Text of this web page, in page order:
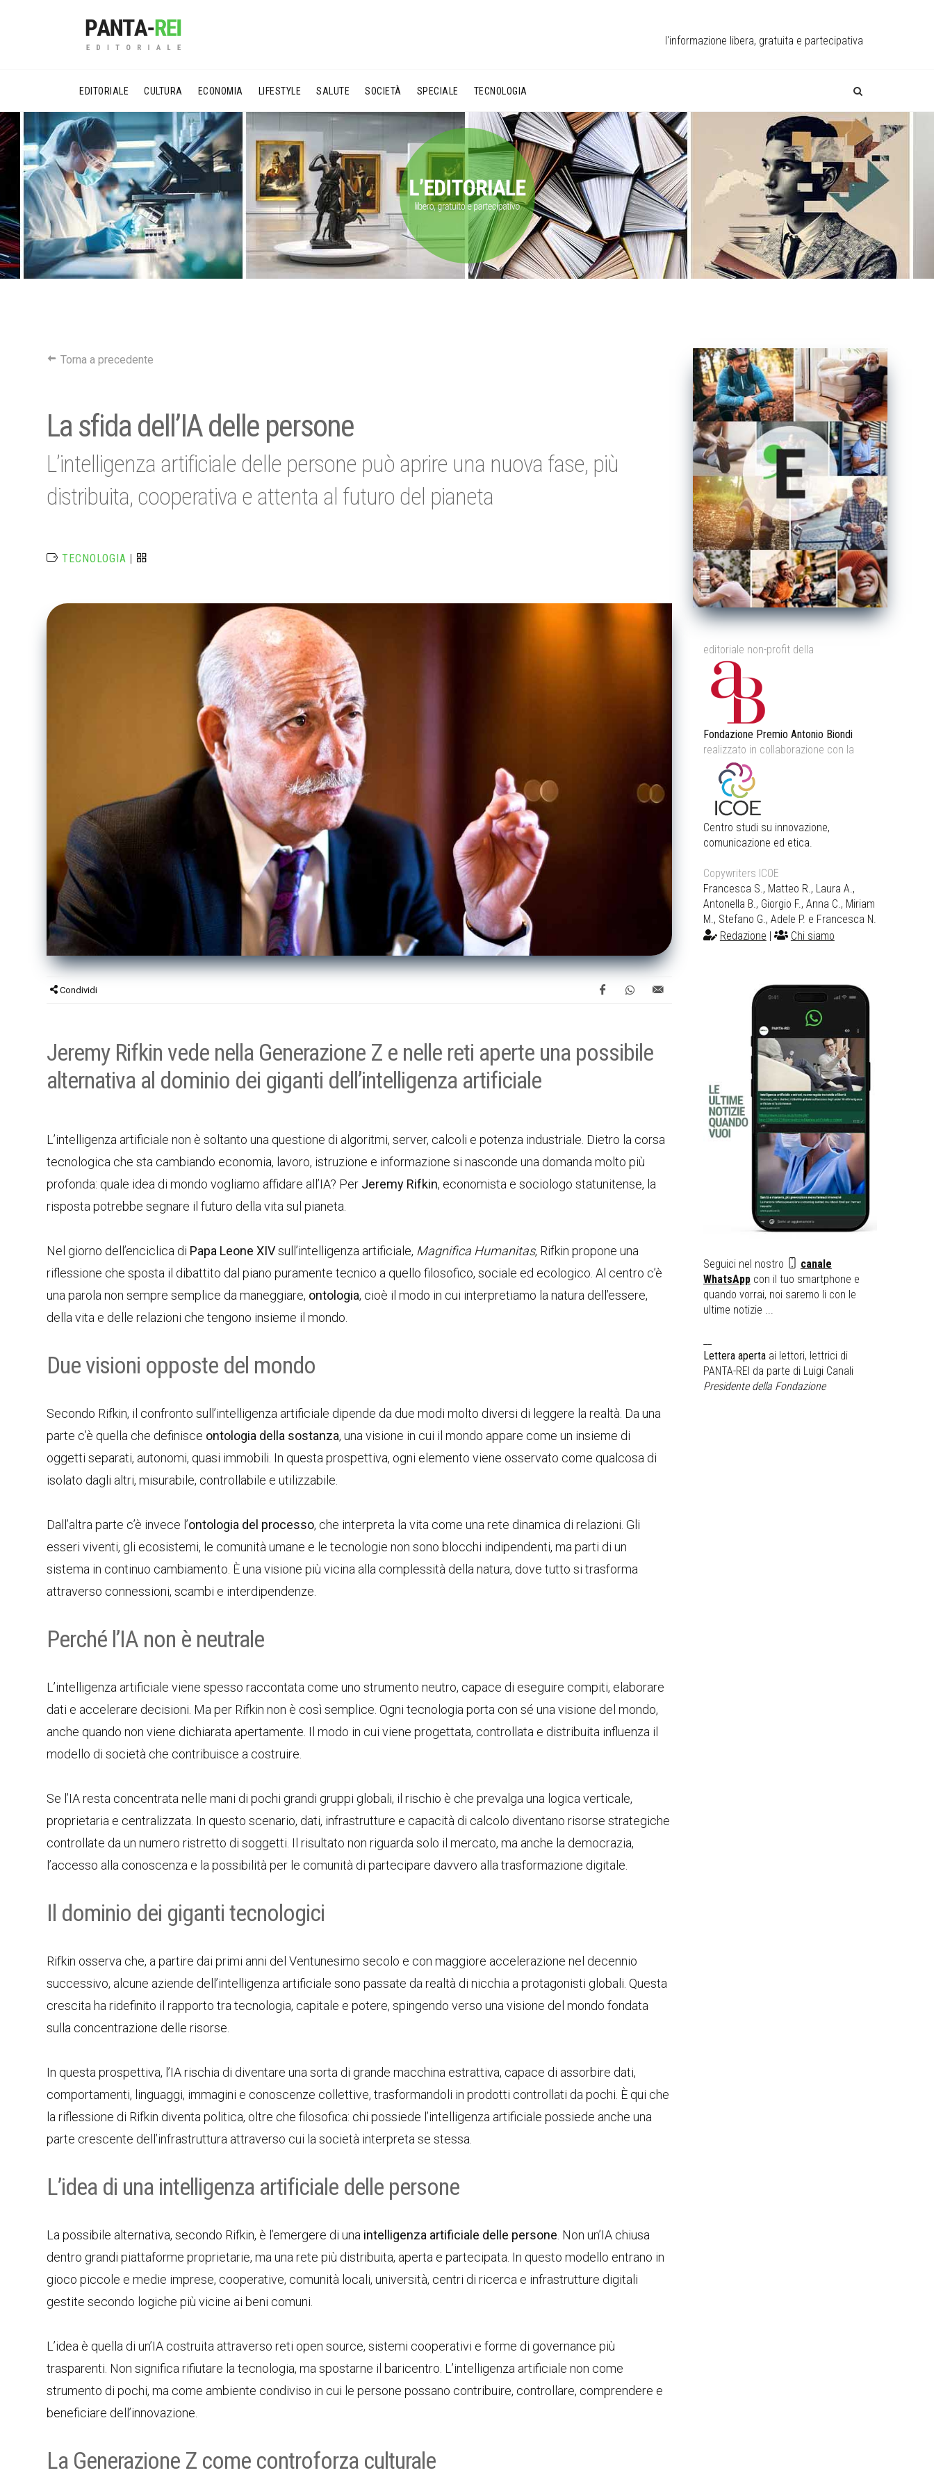
l'informazione libera, gratuita e partecipativa
EDITORIALE CULTURA ECONOMIA LIFESTYLE SALUTE SOCIETÀ SPECIALE TECNOLOGIA
Torna a precedente
La sfida dell’IA delle persone
L’intelligenza artificiale delle persone può aprire una nuova fase, più
distribuita, cooperativa e attenta al futuro del pianeta
TECNOLOGIA |
Condividi
Jeremy Rifkin vede nella Generazione Z e nelle reti aperte una possibile
alternativa al dominio dei giganti dell’intelligenza artificiale
L’intelligenza artificiale non è soltanto una questione di algoritmi, server, calcoli e potenza industriale. Dietro la corsa
tecnologica che sta cambiando economia, lavoro, istruzione e informazione si nasconde una domanda molto più
profonda: quale idea di mondo vogliamo affidare all’IA? Per Jeremy Rifkin, economista e sociologo statunitense, la
risposta potrebbe segnare il futuro della vita sul pianeta.
Nel giorno dell’enciclica di Papa Leone XIVsull’intelligenza artificiale, Magnifica Humanitas, Rifkin propone una
riflessione che sposta il dibattito dal piano puramente tecnico a quello filosofico, sociale ed ecologico. Al centro c’è
una parola non sempre semplice da maneggiare, ontologia, cioè il modo in cui interpretiamo la natura dell’essere,
della vita e delle relazioni che tengono insieme il mondo.
Due visioni opposte del mondo
Secondo Rifkin, il confronto sull’intelligenza artificiale dipende da due modi molto diversi di leggere la realtà. Da una
parte c’è quella che definisce ontologia della sostanza, una visione in cui il mondo appare come un insieme di
oggetti separati, autonomi, quasi immobili. In questa prospettiva, ogni elemento viene osservato come qualcosa di
isolato dagli altri, misurabile, controllabile e utilizzabile.
Dall’altra parte c’è invece l’ontologia del processo, che interpreta la vita come una rete dinamica di relazioni. Gli
esseri viventi, gli ecosistemi, le comunità umane e le tecnologie non sono blocchi indipendenti, ma parti di un
sistema in continuo cambiamento. È una visione più vicina alla complessità della natura, dove tutto si trasforma
attraverso connessioni, scambi e interdipendenze.
Perché l’IA non è neutrale
L’intelligenza artificiale viene spesso raccontata come uno strumento neutro, capace di eseguire compiti, elaborare
dati e accelerare decisioni. Ma per Rifkin non è così semplice. Ogni tecnologia porta con sé una visione del mondo,
anche quando non viene dichiarata apertamente. Il modo in cui viene progettata, controllata e distribuita influenza il
modello di società che contribuisce a costruire.
Se l’IA resta concentrata nelle mani di pochi grandi gruppi globali, il rischio è che prevalga una logica verticale,
proprietaria e centralizzata. In questo scenario, dati, infrastrutture e capacità di calcolo diventano risorse strategiche
controllate da un numero ristretto di soggetti. Il risultato non riguarda solo il mercato, ma anche la democrazia,
l’accesso alla conoscenza e la possibilità per le comunità di partecipare davvero alla trasformazione digitale.
Il dominio dei giganti tecnologici
Rifkin osserva che, a partire dai primi anni del Ventunesimo secolo e con maggiore accelerazione nel decennio
successivo, alcune aziende dell’intelligenza artificiale sono passate da realtà di nicchia a protagonisti globali. Questa
crescita ha ridefinito il rapporto tra tecnologia, capitale e potere, spingendo verso una visione del mondo fondata
sulla concentrazione delle risorse.
In questa prospettiva, l’IA rischia di diventare una sorta di grande macchina estrattiva, capace di assorbire dati,
comportamenti, linguaggi, immagini e conoscenze collettive, trasformandoli in prodotti controllati da pochi. È qui che
la riflessione di Rifkin diventa politica, oltre che filosofica: chi possiede l’intelligenza artificiale possiede anche una
parte crescente dell’infrastruttura attraverso cui la società interpreta se stessa.
L’idea di una intelligenza artificiale delle persone
La possibile alternativa, secondo Rifkin, è l’emergere di una intelligenza artificiale delle persone . Non un’IA chiusa
dentro grandi piattaforme proprietarie, ma una rete più distribuita, aperta e partecipata. In questo modello entrano in
gioco piccole e medie imprese, cooperative, comunità locali, università, centri di ricerca e infrastrutture digitali
gestite secondo logiche più vicine ai beni comuni.
L’idea è quella di un’IA costruita attraverso reti open source, sistemi cooperativi e forme di governance più
trasparenti. Non significa rifiutare la tecnologia, ma spostarne il baricentro. L’intelligenza artificiale non come
strumento di pochi, ma come ambiente condiviso in cui le persone possano contribuire, controllare, comprendere e
beneficiare dell’innovazione.
La Generazione Z come controforza culturale
editoriale non-profit della
Fondazione Premio Antonio Biondi
realizzato in collaborazione con la
Centro studi su innovazione,
comunicazione ed etica.
Copywriters ICOE
Francesca S., Matteo R., Laura A.,
Antonella B., Giorgio F., Anna C., Miriam
M., Stefano G., Adele P. e Francesca N.
Redazione
Chi siamo
Seguici nel nostro
canale
WhatsAppcon il tuo smartphone e
quando vorrai, noi saremo li con le
ultime notizie ...
Lettera apertaai lettori, lettrici di
PANTA-REI da parte di Luigi Canali
Presidente della Fondazione